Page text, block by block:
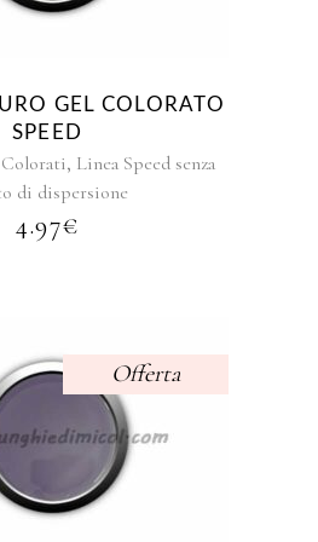
più
opzioni
possono
scelte
nella
pagina
GEL COLORATO
SPEED
, Linea Speed senza
di dispersione
4.97€
Offerta
Questo
prodotto
ha
più